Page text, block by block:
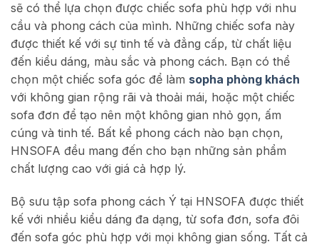
sẽ có thể lựa chọn được chiếc sofa phù hợp với nhu
cầu và phong cách của mình. Những chiếc sofa này
được thiết kế với sự tinh tế và đẳng cấp, từ chất liệu
đến kiểu dáng, màu sắc và phong cách. Bạn có thể
chọn một chiếc sofa góc để làm sopha phòng khách
với không gian rộng rãi và thoải mái, hoặc một chiếc
sofa đơn để tạo nên một không gian nhỏ gọn, ấm
cúng và tinh tế. Bất kể phong cách nào bạn chọn,
HNSOFA đều mang đến cho bạn những sản phẩm
chất lượng cao với giá cả hợp lý.
Bộ sưu tập sofa phong cách Ý tại HNSOFA được thiết
kế với nhiều kiểu dáng đa dạng, từ sofa đơn, sofa đôi
đến sofa góc phù hợp với mọi không gian sống. Tất cả